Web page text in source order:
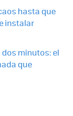
hasta que
instalar
minutos: el
que